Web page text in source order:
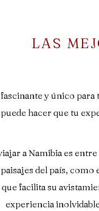
LAS
y único
hacer que tu
a Namibia es
del país, como
facilita su
experiencia